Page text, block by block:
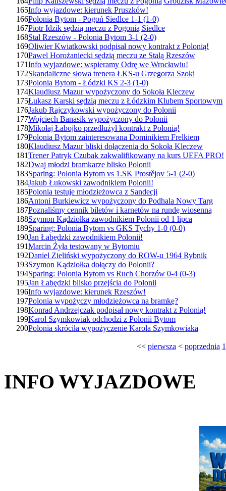
165Info wyjazdowe: kierunek Pruszków!
166Polonia Bytom - Pogoń Siedlce 1-1 (1-0)
167Piotr Idzik sędzią meczu z Pogonią Siedlce
168Stal Rzeszów - Polonia Bytom 3-1 (2-0)
169Oliwier Kwiatkowski podpisał nowy kontrakt z Polonią!
170Pawel Horożaniecki sędzią meczu ze Stalą Rzeszów
171Info wyjazdowe: wspieramy Odrę we Wrocławiu!
172Skandaliczne słowa trenera ŁKS-u Grzegorza Szoki
173Polonia Bytom - Łódzki KS 2-3 (1-0)
174Klaudiusz Mazur wypożyczony do Sokoła Kleczew
175Łukasz Karski sędzią meczu z Łódzkim Klubem Sportowym
176Jakub Rajczykowski wypożyczony do Polonii
177Wojciech Banasik wypożyczony do Polonii
178Mikołaj Łabojko przedłużył kontrakt z Polonią!
179Polonia Bytom zainteresowana Dominikiem Frelkiem
180Klaudiusz Mazur bliski dołączenia do Sokoła Kleczew
181Trener Patryk Czubak zakwalifikowany na kurs UEFA PRO!
182Dwaj młodzi bramkarze blisko Polonii
183Sparing: Polonia Bytom vs 1.SK Prostějov 5-1 (2-0)
184Jakub Łukowski zawodnikiem Polonii!
185Polonia testuje młodzieżowca z Sandecji
186Antoni Burkiewicz wypożyczony do Podhala Nowy Targ
187Poznaliśmy cennik biletów i karnetów na rundę wiosenną
188Szymon Kądziołka zawodnikiem Polonii od 1 lipca
189Sparing: Polonia Bytom vs GKS Tychy 1-0 (0-0)
190Jan Łabędzki zawodnikiem Polonii!
191Marcin Żyła testowany w Bytomiu
192Daniel Zieliński wypożyczony do ROW-u 1964 Rybnik
193Szymon Kądziołka dołączy do Polonii?
194Sparing: Polonia Bytom vs Ruch Chorzów 0-4 (0-3)
195Jan Łabędzki blisko przejścia do Polonii
196Info wyjazdowe: kierunek Rzeszów!
197Polonia wypożyczy młodzieżowca na bramkę?
198Konrad Andrzejczak podpisał nowy kontrakt z Polonią!
199Karol Szymkowiak odchodzi z Polonii Bytom
200Polonia skróciła wypożyczenie Karola Szymkowiaka
<< pierwsza < poprzednia 1
INFO WYJAZDOWE